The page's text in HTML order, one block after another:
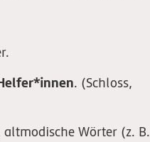
. (Schloss,
Wörter (z. B.